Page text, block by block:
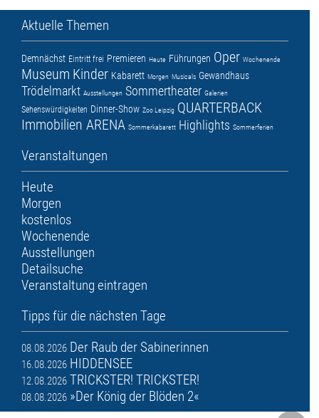
Aktuelle Themen
Demnächst Eintritt frei Premieren Heute Führungen Oper Wochenende
Museum Kinder Kabarett Morgen Musicals Gewandhaus
Trödelmarkt Ausstellungen Sommertheater Galerien
Sehenswürdigkeiten Dinner-Show Zoo Leipzig QUARTERBACK
Immobilien ARENA Sommerkabarett Highlights Sommerferien
Veranstaltungen
Heute
Morgen
kostenlos
Wochenende
Ausstellungen
Detailsuche
Veranstaltung eintragen
Tipps für die nächsten Tage
08.08.2026 Der Raub der Sabinerinnen
16.08.2026 HIDDENSEE
12.08.2026 TRICKSTER! TRICKSTER!
08.08.2026 »Der König der Blöden 2«